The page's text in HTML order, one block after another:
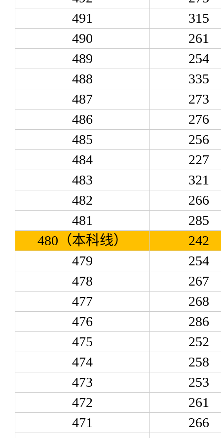
491
315
490
261
489
254
488
335
487
273
486
276
485
256
484
227
483
321
482
266
481
285
480（本科线）
242
479
254
478
267
477
268
476
286
475
252
474
258
473
253
472
261
471
266